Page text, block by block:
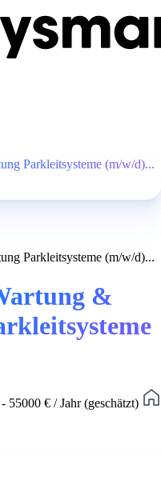
Parkleitsysteme (m/w/d)...
Parkleitsysteme (m/w/d)...
&
55000 € / Jahr (geschätzt)